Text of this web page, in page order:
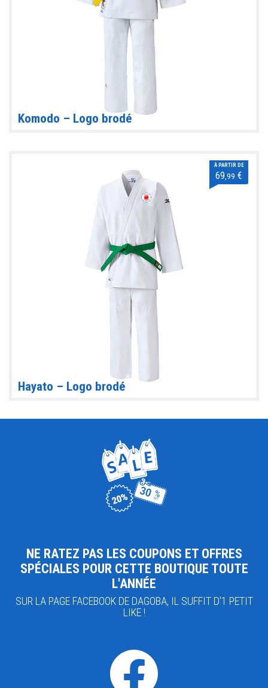
Komodo – Logo brodé
À PARTIR DE
69 ,99 €
Hayato – Logo brodé
NE RATEZ PAS LES COUPONS ET OFFRES
SPÉCIALES POUR CETTE BOUTIQUE TOUTE
L'ANNÉE
SUR LA PAGE FACEBOOK DE DAGOBA, IL SUFFIT D'1 PETIT
LIKE !